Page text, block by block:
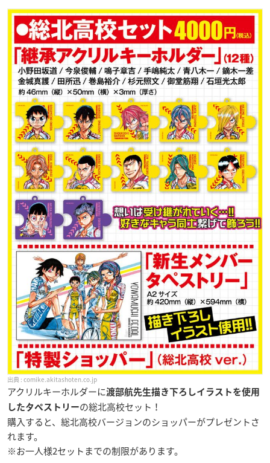
comike.akitashoten.co.jp
アクリルキーホルダーに渡部航先生描き下ろしイラストを使用
したタペストリーの総北高校セット！
購入すると、総北高校バージョンのショッパーがプレゼントさ
れます。
※お一人様2セットまでの制限があります。